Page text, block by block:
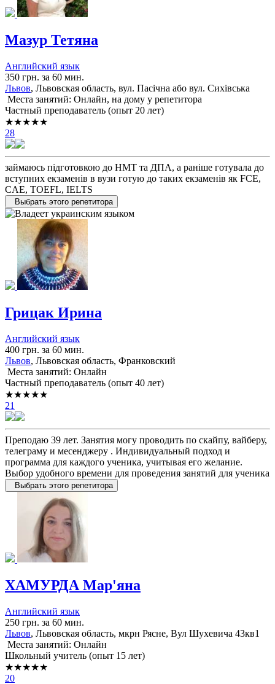
Мазур Тетяна
Английский язык
350 грн. за 60 мин.
Львов, Львовская область, вул. Пасічна або вул. Сихівська
Места занятий: Онлайн, на дому у репетитора
Частный преподаватель (опыт 20 лет)
★★★★★
28
займаюсь підготовкою до НМТ та ДПА, а раніше готувала до
вступних екзаменів в вузи готую до таких екзаменів як FCE,
CAE, TOEFL, IELTS
Выбрать этого репетитора
Грицак Ирина
Английский язык
400 грн. за 60 мин.
Львов, Львовская область, Франковский
Места занятий: Онлайн
Частный преподаватель (опыт 40 лет)
★★★★★
21
Преподаю 39 лет. Занятия могу проводить по скайпу, вайберу,
телеграму и месенджеру . Индивидуальный подход и
программа для каждого ученика, учитывая его желание.
Выбор удобного времени для проведения занятий для ученика
Выбрать этого репетитора
ХАМУРДА Мар'яна
Английский язык
250 грн. за 60 мин.
Львов, Львовская область, мкрн Рясне, Вул Шухевича 43кв1
Места занятий: Онлайн
Школьный учитель (опыт 15 лет)
★★★★★
20